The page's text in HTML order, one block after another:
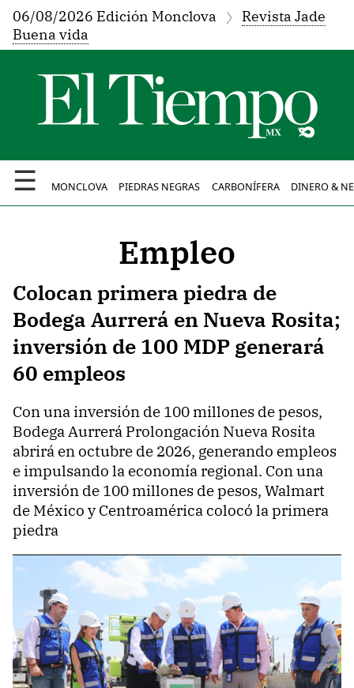
06/08/2026 Edición Monclova
Revista Jade
Buena vida
☰ MONCLOVA PIEDRAS NEGRAS CARBONÍFERA DINERO &
Empleo
Colocan primera piedra de
Bodega Aurrerá en Nueva Rosita;
inversión de 100 MDP generará
60 empleos
Con una inversión de 100 millones de pesos,
Bodega Aurrerá Prolongación Nueva Rosita
abrirá en octubre de 2026, generando empleos
e impulsando la economía regional. Con una
inversión de 100 millones de pesos, Walmart
de México y Centroamérica colocó la primera
piedra